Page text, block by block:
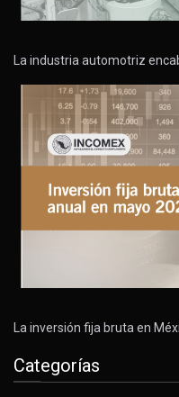
La industria automotriz
La inversión fija bruta en
Categorías